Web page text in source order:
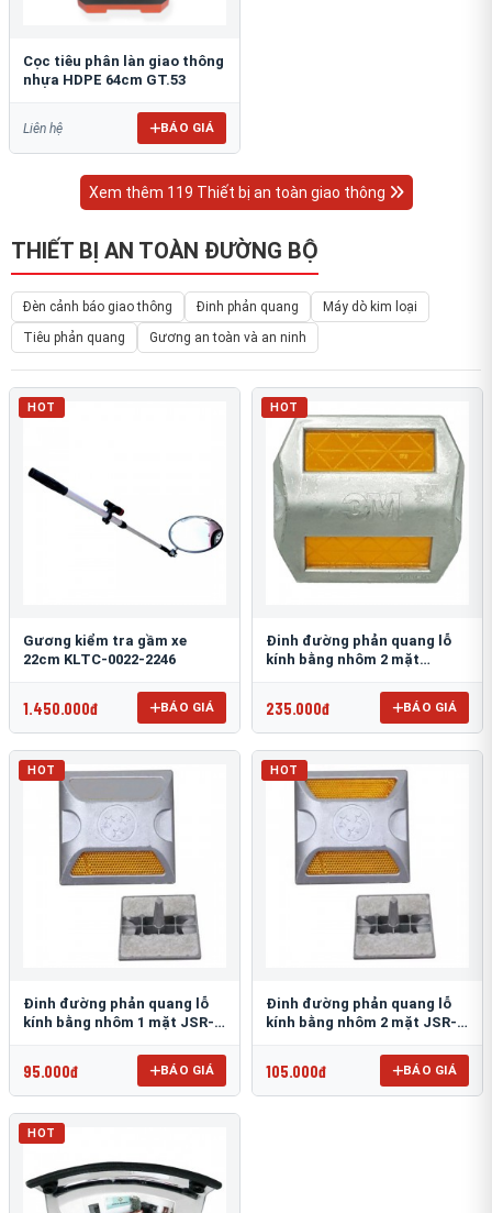
Cọc tiêu phân làn giao thông
nhựa HDPE 64cm GT.53
Liên hệ BÁO GIÁ
Xem thêm 119 Thiết bị an toàn giao thông
THIẾT BỊ AN TOÀN ĐƯỜNG BỘ
Đèn cảnh báo giao thông Đinh phản quang
Máy dò kim loại
Tiêu phản quang
Gương an toàn và an ninh
HOT
Gương kiểm tra gầm xe
22cm KLTC-0022-2246
1.450.000đ BÁO GIÁ
HOT
Đinh đường phản quang lỗ
kính bằng nhôm 2 mặt
235.000đ BÁO GIÁ
HOT
Đinh đường phản quang lỗ
kính bằng nhôm 1 mặt JSR-
95.000đ BÁO GIÁ
HOT
Đinh đường phản quang lỗ
kính bằng nhôm 2 mặt JSR-
105.000đ BÁO GIÁ
HOT